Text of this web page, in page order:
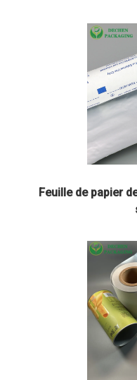
Feuille de papier